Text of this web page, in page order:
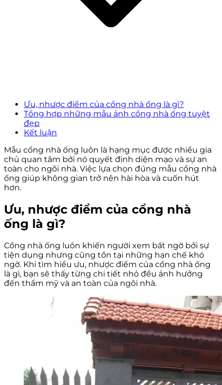
Ưu, nhược điểm của cổng nhà ống là gì?
Tổng hợp những mẫu ảnh cổng nhà ống tuyệt
đẹp
Kết luận
Mẫu cổng nhà ống luôn là hạng mục được nhiều gia
chủ quan tâm bởi nó quyết định diện mạo và sự an
toàn cho ngôi nhà. Việc lựa chọn đúng mẫu cổng nhà
ống giúp không gian trở nên hài hòa và cuốn hút
hơn.
Ưu, nhược điểm của cổng nhà
ống là gì?
Cổng nhà ống luôn khiến người xem bất ngờ bởi sự
tiện dụng nhưng cũng tồn tại những hạn chế khó
ngờ. Khi tìm hiểu ưu, nhược điểm của cổng nhà ống
là gì, bạn sẽ thấy từng chi tiết nhỏ đều ảnh hưởng
đến thẩm mỹ và an toàn của ngôi nhà.